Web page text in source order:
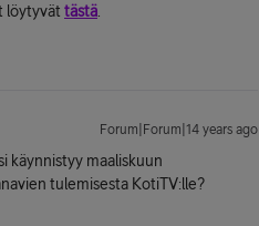
löytyvät tästä
Forum|Forum|14 years ago
käynnistyy maaliskuun
tulemisesta KotiTV:lle?